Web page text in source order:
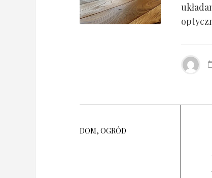
DOM, OGRÓD